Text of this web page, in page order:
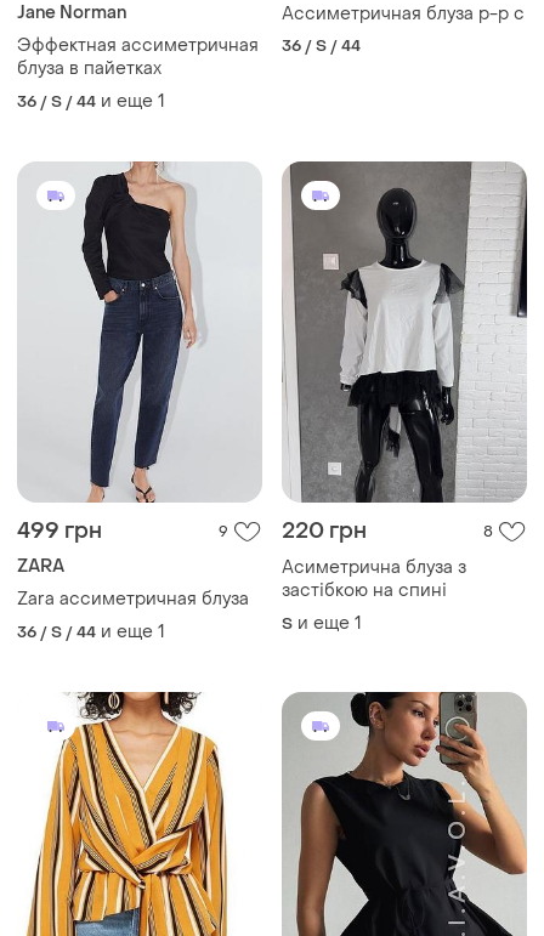
Jane Norman
Эффектная ассиметричная
блуза в пайетках
36 / S / 44 и еще 1
Ассиметричная блуза р-р с
36 / S / 44
499 грн 9
ZARA
Zara ассиметричная блуза
36 / S / 44 и еще 1
220 грн 8
Асиметрична блуза з
застібкою на спині
S и еще 1